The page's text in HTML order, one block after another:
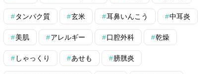
タンパク質 玄米 耳鼻いんこう 中耳炎
美肌 アレルギー 口腔外科 乾燥
しゃっくり あせも 膀胱炎